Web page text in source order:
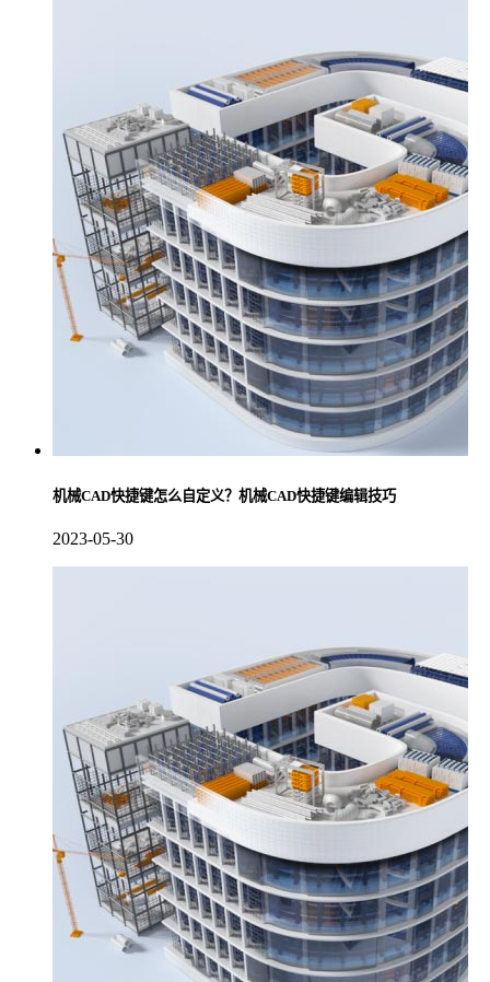
机械CAD快捷键怎么自定义？机械CAD快捷键编辑技巧
2023-05-30